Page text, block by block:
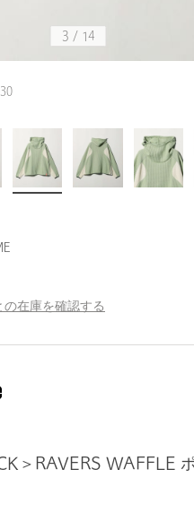
3 / 14
在庫を確認する
＞RAVERS WAFFLE